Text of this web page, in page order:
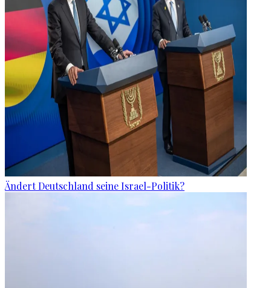
Ändert Deutschland seine Israel-Politik?